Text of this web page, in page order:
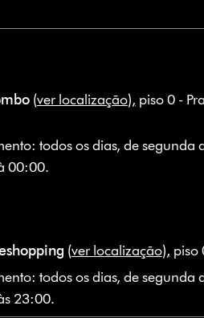
(ver localização), piso 0 -
todos os dias, de segunda
00:00.
(ver localização), piso
todos os dias, de segunda
23:00.